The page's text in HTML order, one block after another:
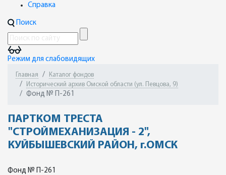
Справка
Поиск
Режим для слабовидящих
Главная
Каталог фондов
Исторический архив Омской области (ул. Певцова, 9)
Фонд № П-261
ПАРТКОМ ТРЕСТА
"СТРОЙМЕХАНИЗАЦИЯ - 2",
КУЙБЫШЕВСКИЙ РАЙОН, г.ОМСК
Фонд № П-261